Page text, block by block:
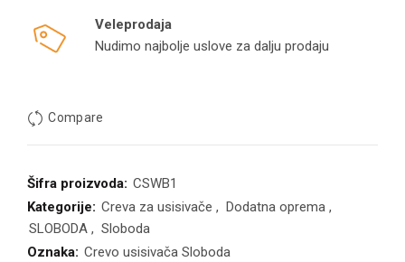
Veleprodaja
Nudimo najbolje uslove za dalju prodaju
Compare
Šifra proizvoda: CSWB1
Kategorije: Creva za usisivače , Dodatna oprema ,
SLOBODA , Sloboda
Oznaka: Crevo usisivača Sloboda